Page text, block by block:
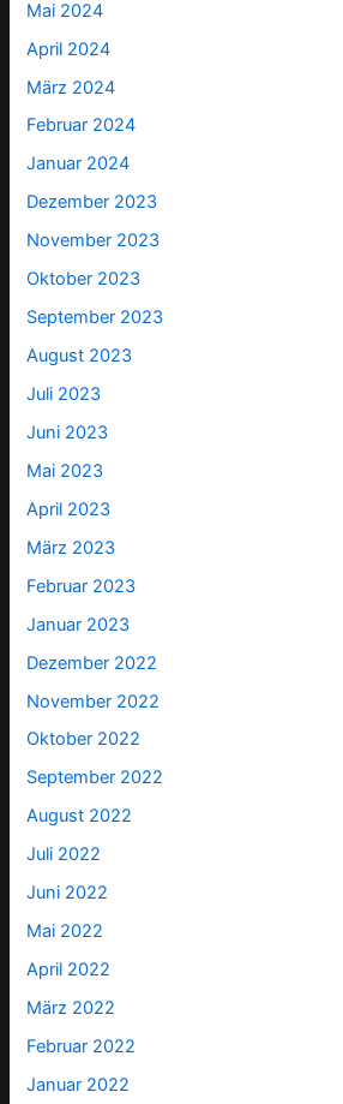
Mai 2024
April 2024
März 2024
Februar 2024
Januar 2024
Dezember 2023
November 2023
Oktober 2023
September 2023
August 2023
Juli 2023
Juni 2023
Mai 2023
April 2023
März 2023
Februar 2023
Januar 2023
Dezember 2022
November 2022
Oktober 2022
September 2022
August 2022
Juli 2022
Juni 2022
Mai 2022
April 2022
März 2022
Februar 2022
Januar 2022